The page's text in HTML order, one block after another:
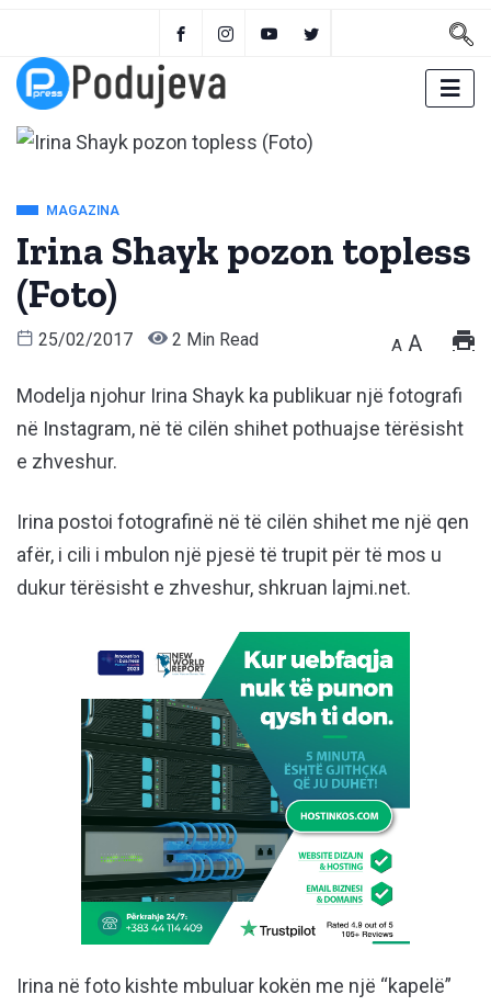
MAGAZINA
Irina Shayk pozon topless
(Foto)
25/02/2017 2 Min Read A A
Modelja njohur Irina Shayk ka publikuar një fotografi
në Instagram, në të cilën shihet pothuajse tërësisht
e zhveshur.
Irina postoi fotografinë në të cilën shihet me një qen
afër, i cili i mbulon një pjesë të trupit për të mos u
dukur tërësisht e zhveshur, shkruan lajmi.net.
Irina në foto kishte mbuluar kokën me një “kapelë”